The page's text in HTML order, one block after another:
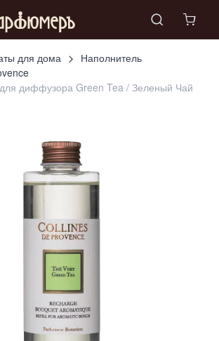
для дома
Наполнитель
диффузора Green Tea / Зеленый Чай